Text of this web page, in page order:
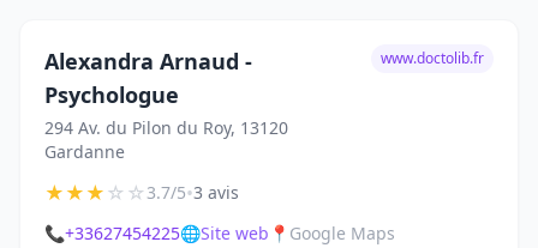
Alexandra Arnaud -
Psychologue
294 Av. du Pilon du Roy, 13120
Gardanne
www.doctolib.fr
★★★☆☆3.7/5•3 avis
📞+33627454225🌐Site web 📍 Google Maps